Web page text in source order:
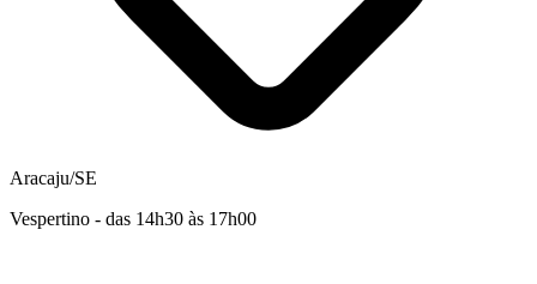
Aracaju/SE
Vespertino - das 14h30 às 17h00